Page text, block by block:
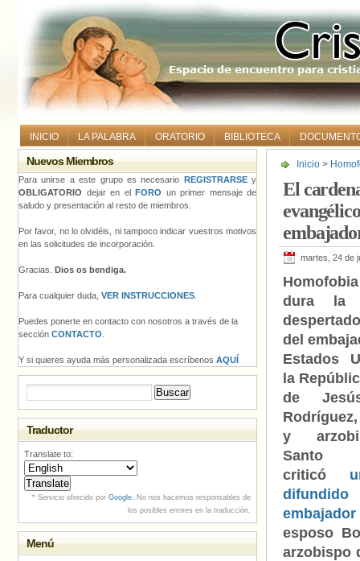
INICIO LA PALABRA ORATORIO BIBLIOTECA
Inicio >
El
martes, 24 de
dura la
del
Estados
la
de
y
Santo
criticó
embajador
esposo
arzobispo
Nuevos Miembros
Para unirse a este grupo es necesario REGISTRARSEy
OBLIGATORIO dejar en el FORO un primer mensaje de
saludo y presentación al resto de miembros.
Por favor, no lo olvidéis, ni tampoco indicar vuestros motivos
en las solicitudes de incorporación.
Gracias. Dios os bendiga.
Para cualquier duda, VER INSTRUCCIONES
Puedes ponerte en contacto con nosotros a través de la
sección CONTACTO
Y si quieres ayuda más personalizada escríbenos AQUÍ
Traductor
Translate to:
* Servicio ofrecido por Google. No nos hacemos responsables de
los posibles errores en la traducción.
Menú